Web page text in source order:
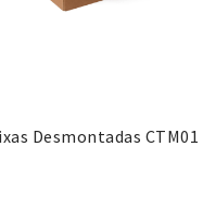
Desmontadas CTM01